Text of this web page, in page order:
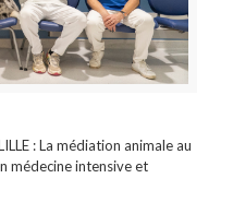
: La médiation animale au
médecine intensive et